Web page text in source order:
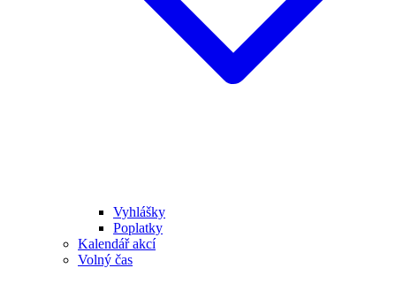
Vyhlášky
Poplatky
Kalendář akcí
Volný čas